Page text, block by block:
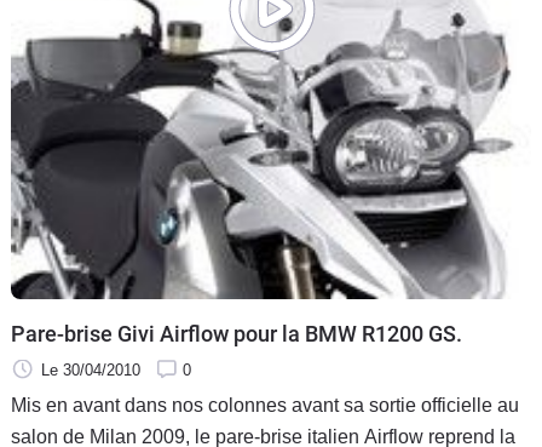
Pare-brise Givi Airflow pour la BMW R1200 GS.
Le 30/04/2010 0
Mis en avant dans nos colonnes avant sa sortie officielle au
salon de Milan 2009, le pare-brise italien Airflow reprend la